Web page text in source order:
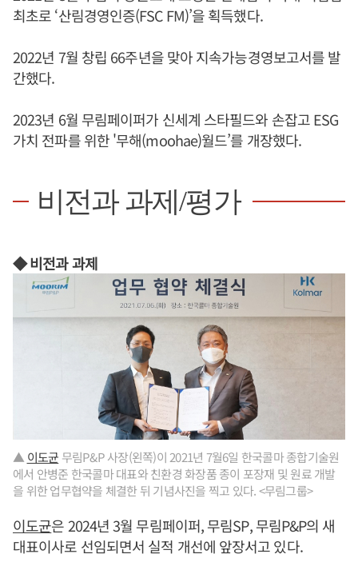
최초로 ‘산림경영인증(FSC FM)’을 획득했다.
2022년 7월 창립 66주년을 맞아 지속가능경영보고서를 발
간했다.
2023년 6월 무림페이퍼가 신세계 스타필드와 손잡고 ESG
가치 전파를 위한 '무해(moohae)월드’를 개장했다.
비전과 과제/평가
◆ 비전과 과제
▲ 이도균 무림P&P 사장(왼쪽)이 2021년 7월6일 한국콜마 종합기술원
에서 안병준 한국콜마 대표와 친환경 화장품 종이 포장재 및 원료 개발
을 위한 업무협약을 체결한 뒤 기념사진을 찍고 있다. <무림그룹>
이도균은 2024년 3월 무림페이퍼, 무림SP, 무림P&P의 새
대표이사로 선임되면서 실적 개선에 앞장서고 있다.